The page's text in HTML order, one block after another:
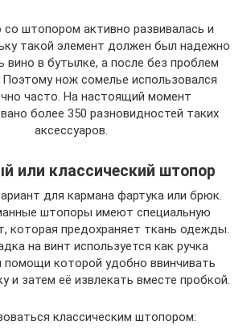
со штопором активно развивалась и
такой элемент должен был надежно
вино в бутылке, а после без проблем
Поэтому нож сомелье использовался
часто. На настоящий момент
более 350 разновидностей таких
аксессуаров.
или классический штопор
для кармана фартука или брюк.
штопоры имеют специальную
которая предохраняет ткань одежды.
на винт используется как ручка
помощи которой удобно ввинчивать
и затем её извлекать вместе пробкой.
классическим штопором: